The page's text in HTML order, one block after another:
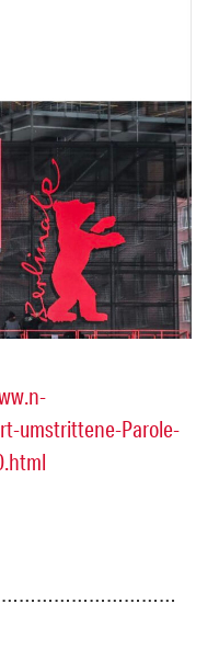
umstrittene-Parole-